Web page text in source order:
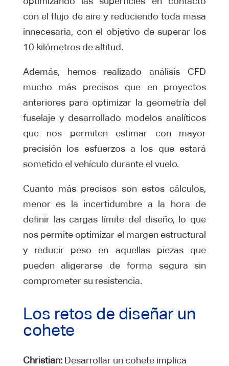
con el flujo de aire y reduciendo toda masa
innecesaria, con el objetivo de superar los
10 kilómetros de altitud.
Además, hemos realizado análisis CFD
mucho más precisos que en proyectos
anteriores para optimizar la geometría del
fuselaje y desarrollado modelos analíticos
que nos permiten estimar con mayor
precisión los esfuerzos a los que estará
sometido el vehículo durante el vuelo.
Cuanto más precisos son estos cálculos,
menor es la incertidumbre a la hora de
definir las cargas límite del diseño, lo que
nos permite optimizar el margen estructural
y reducir peso en aquellas piezas que
pueden aligerarse de forma segura sin
comprometer su resistencia.
Los retos de diseñar un
cohete
Christian:Desarrollar un cohete implica